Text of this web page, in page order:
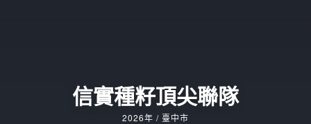
信實種籽頂尖聯隊
2026年 / 臺中市